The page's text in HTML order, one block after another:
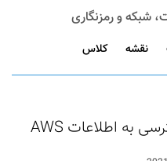
شبکه و رمزنگاری
نقشه کلاس